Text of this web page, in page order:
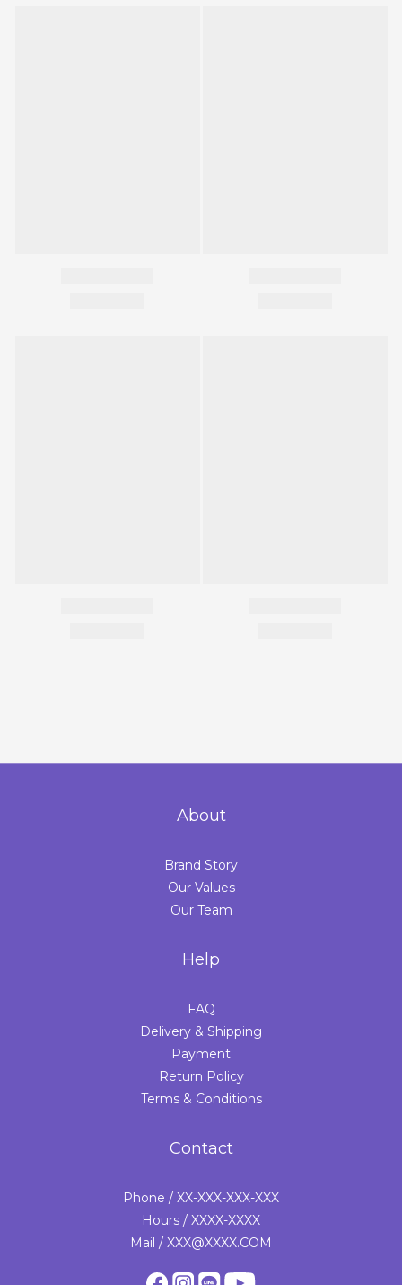
About
Brand Story
Our Values
Our Team
Help
FAQ
Delivery & Shipping
Payment
Return Policy
Terms & Conditions
Contact
Phone / XX-XXX-XXX-XXX
Hours / XXXX-XXXX
Mail / XXX@XXXX.COM